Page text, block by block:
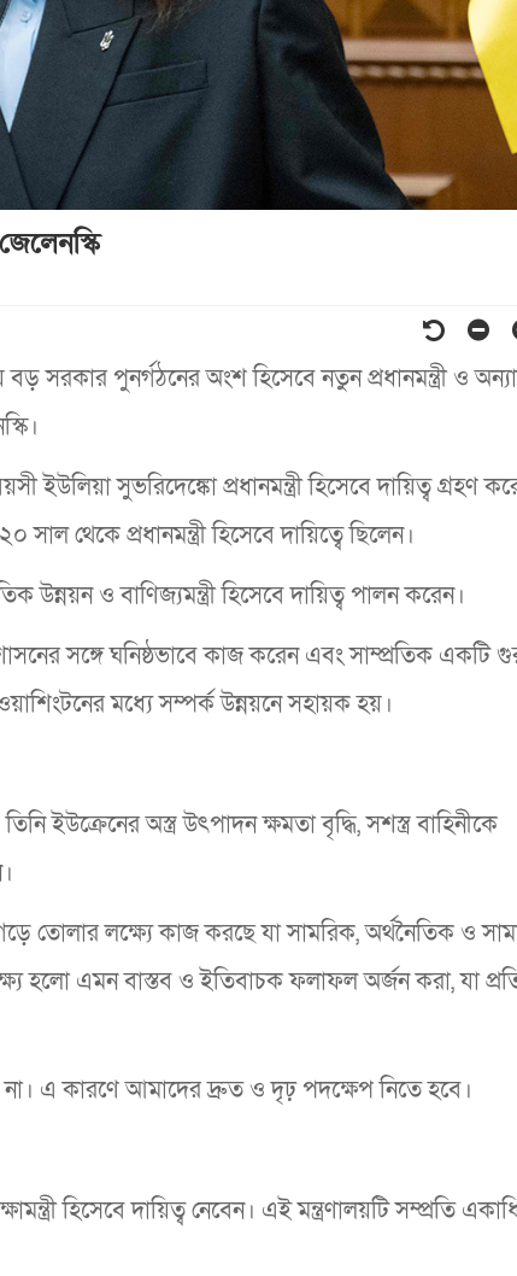
সরকার পুনর্গঠনের অংশ হিসেবে নতুন প্রধানমন্ত্রী ও
সুভরিদেঙ্কো প্রধানমন্ত্রী হিসেবে দায়িত্ব গ্রহণ
সাল থেকে প্রধানমন্ত্রী হিসেবে দায়িত্বে ছিলেন।
উন্নয়ন ও বাণিজ্যমন্ত্রী হিসেবে দায়িত্ব পালন করেন।
সঙ্গে ঘনিষ্ঠভাবে কাজ করেন এবং সাম্প্রতিক একটি
মধ্যে সম্পর্ক উন্নয়নে সহায়ক হয়।
ইউক্রেনের অস্ত্র উৎপাদন ক্ষমতা বৃদ্ধি, সশস্ত্র বাহিনীকে
তোলার লক্ষ্যে কাজ করছে যা সামরিক, অর্থনৈতিক ও
হলো এমন বাস্তব ও ইতিবাচক ফলাফল অর্জন করা, যা
এ কারণে আমাদের দ্রুত ও দৃঢ় পদক্ষেপ নিতে হবে।
হিসেবে দায়িত্ব নেবেন। এই মন্ত্রণালয়টি সম্প্রতি